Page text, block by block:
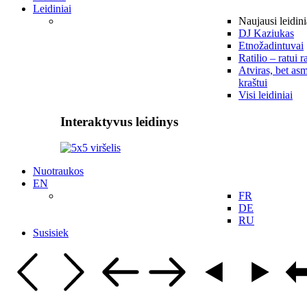
Leidiniai
Naujausi
DJ Kaziukas
Etnožadintuvai
Ratilio – ratui
Atviras, bet
kraštui
Visi leidiniai
Interaktyvus leidinys
Nuotraukos
EN
FR
DE
RU
Susisiek